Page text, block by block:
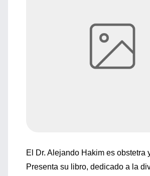
El Dr. Alejando Hakim es obstetra
Presenta su libro, dedicado a la